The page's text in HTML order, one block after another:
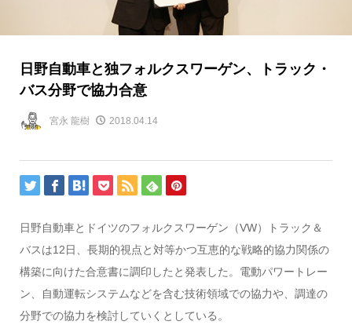
日野自動車と独フォルクスワーゲン、トラック・
バス分野で協力合意
宮永 龍樹 2018.04.14
日野自動車とドイツのフォルクスワーゲン（VW）トラック＆
バスは12日、長期的視点と対等かつ互恵的な戦略的協力関係の
構築に向けた合意書に調印したと発表した。電動パワートレー
ン、自動運転システムなどを含む技術領域での協力や、調達の
分野での協力を検討していくとしている。